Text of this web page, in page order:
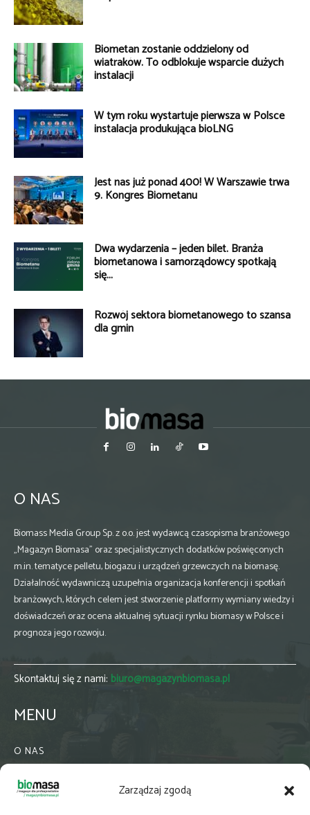
Zarządzaj zgodą
Biometan zostanie oddzielony od
wiatraków. To odblokuje wsparcie dużych
instalacji
W tym roku wystartuje pierwsza w Polsce
instalacja produkująca bioLNG
Jest nas już ponad 400! W Warszawie trwa
9. Kongres Biometanu
Dwa wydarzenia – jeden bilet. Branża
biometanowa i samorządowcy spotkają
się...
Rozwój sektora biometanowego to szansa
dla gmin
O NAS
Biomass Media Group Sp. z o.o. jest wydawcą czasopisma branżowego
„Magazyn Biomasa” oraz specjalistycznych dodatków poświęconych
m.in. tematyce pelletu, biogazu i urządzeń grzewczych na biomasę.
Działalność wydawniczą uzupełnia organizacja konferencji i spotkań
branżowych, których celem jest stworzenie platformy wymiany wiedzy i
doświadczeń oraz ocena aktualnej sytuacji rynku biomasy w Polsce i
prognoza jego rozwoju.
Skontaktuj się z nami: biuro@magazynbiomasa.pl
MENU
O NAS
WSPÓŁPRACA